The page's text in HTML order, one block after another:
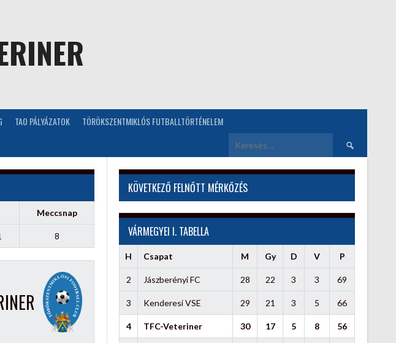
TAO PÁLYÁZATOK TÖRÖKSZENTMIKLÓS FUTBALLTÖRTÉNELEM
Keresés:
Meccsnap
8
KÖVETKEZŐ FELNŐTT MÉRKŐZÉS
VÁRMEGYEI I. TABELLA
H Csapat M Gy D V P
2 Jászberényi FC 28 22 3 3 69
3 Kenderesi VSE 29 21 3 5 66
4 TFC-Veteriner 30 17 5 8 56